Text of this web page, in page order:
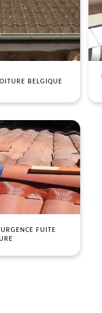
BELGIQUE
FUITE